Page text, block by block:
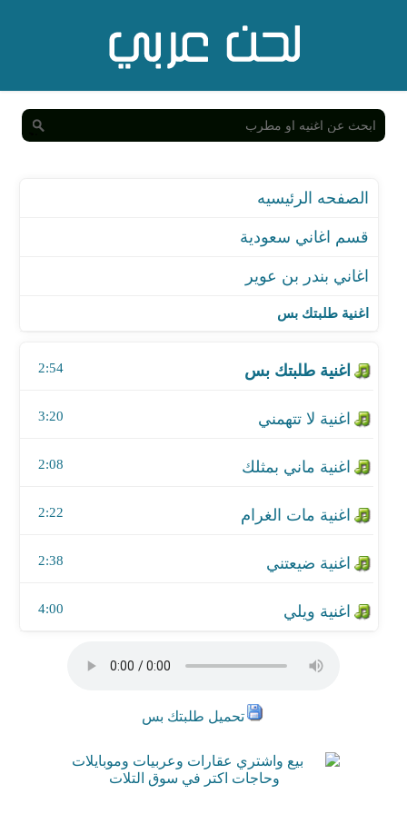
قسم اغاني سعودية
اغاني بندر بن عوير
اغنية طلبتك بساغنية طلبتك بس
2:54
3:20
2:08
اغنية مات الغرام
2:22
اغنية ضيعتني
2:38
اغنية ويلي
4:00
تحميل طلبتك بس